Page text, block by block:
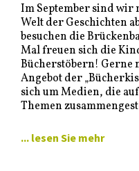
Im September sind wir
Welt der Geschichten
besuchen die
Mal freuen sich die
Bücherstöbern! Gerne
Angebot der
sich um Medien, die
Themen
... lesen Sie mehr